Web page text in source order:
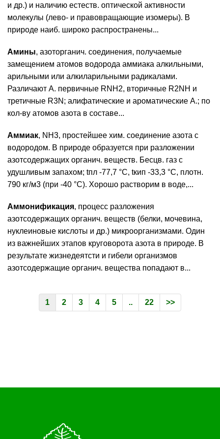
и др.) и наличию естеств. оптической активности
молекулы (лево- и правовращающие изомеры). В
природе наиб. широко распространены...
Амины, азоторганич. соединения, получаемые
замещением атомов водорода аммиака алкильными,
арильными или алкиларильными радикалами.
Различают А. первичные RNH2, вторичные R2NH и
третичные R3N; алифатические и ароматические А.; по
кол-ву атомов азота в составе...
Аммиак, NH3, простейшее хим. соединение азота с
водородом. В природе образуется при разложении
азотсодержащих органич. веществ. Бесцв. газ с
удушливым запахом; tпл -77,7 °С, tкип -33,3 °С, плотн.
790 кг/м3 (при -40 °С). Хорошо растворим в воде,...
Аммонификация, процесс разложения
азотсодержащих органич. веществ (белки, мочевина,
нуклеиновые кислоты и др.) микроорганизмами. Один
из важнейших этапов круговорота азота в природе. В
результате жизнедеятсти и гибели организмов
азотсодержащие органич. вещества попадают в...
1 2 3 4 5 .. 22 >>